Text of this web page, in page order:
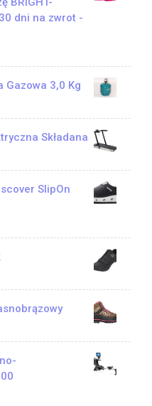
dni na zwrot -
Gazowa 3,0 Kg
Składana
SlipOn